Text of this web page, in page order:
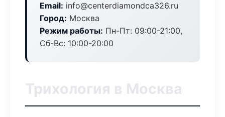
Email: info@centerdiamondca326.ru
Город: Москва
Режим работы: Пн-Пт: 09:00-21:00,
Сб-Вс: 10:00-20:00
Трихология в Москва